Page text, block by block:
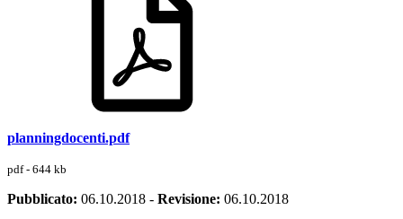
planningdocenti.pdf
pdf - 644 kb
Pubblicato: 06.10.2018 - Revisione: 06.10.2018